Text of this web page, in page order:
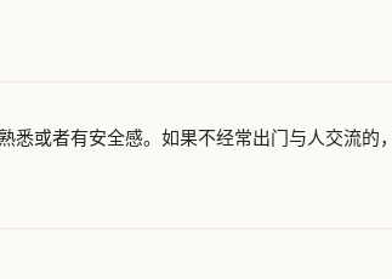
悉或者有安全感。如果不经常出门与人交流的